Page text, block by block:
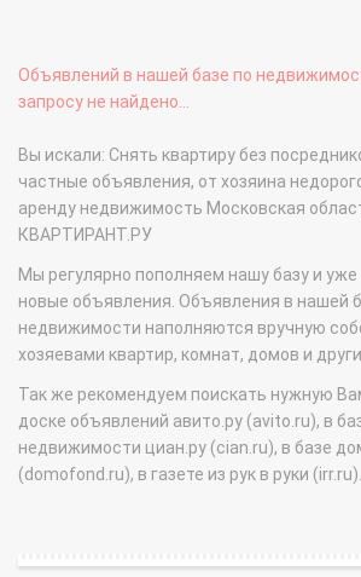
Объявлений в нашей базе по
запросу не найдено...
Вы искали: Снять квартиру без
частные объявления, от хозяина
аренду недвижимость Московская
КВАРТИРАНТ.РУ
Мы регулярно пополняем нашу базу и уже
новые объявления. Объявления в нашей
недвижимости наполняются вручную
хозяевами квартир, комнат, домов и
Так же рекомендуем поискать нужную
доске объявлений авито.ру (avito.ru), в
недвижимости циан.ру (cian.ru), в базе
(domofond.ru), в газете из рук в руки (irr.ru).